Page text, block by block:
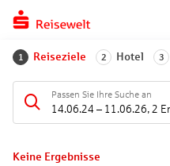
1 Reiseziele 2 Hotel 3
Passen Sie Ihre Suche an
14.06.24 – 11.06.26, 2
Keine Ergebnisse